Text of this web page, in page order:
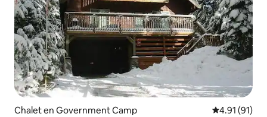
Chalet en Government Camp Calificación
4.91 (91)